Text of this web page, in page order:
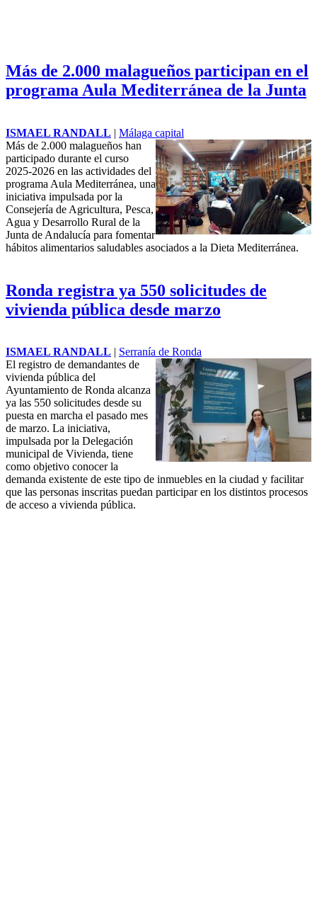
Más de 2.000 malagueños participan en el
programa Aula Mediterránea de la Junta
ISMAEL RANDALL | Málaga capital
Más de 2.000 malagueños han
participado durante el curso
2025-2026 en las actividades del
programa Aula Mediterránea, una
iniciativa impulsada por la
Consejería de Agricultura, Pesca,
Agua y Desarrollo Rural de la
Junta de Andalucía para fomentar
hábitos alimentarios saludables asociados a la Dieta Mediterránea.
Ronda registra ya 550 solicitudes de
vivienda pública desde marzo
ISMAEL RANDALL
Serranía de Ronda
El registro de demandantes de
vivienda pública del
Ayuntamiento de Ronda alcanza
ya las 550 solicitudes desde su
puesta en marcha el pasado mes
de marzo. La iniciativa,
impulsada por la Delegación
municipal de Vivienda, tiene
como objetivo conocer la
demanda existente de este tipo de inmuebles en la ciudad y facilitar
que las personas inscritas puedan participar en los distintos procesos
de acceso a vivienda pública.